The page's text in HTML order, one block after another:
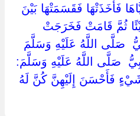
فَأَخَذَتْهَا فَقَسَمَتْهَا بَيْنَ
شَيْئًا ثُمَّ قَامَتْ فَخَرَجَتْ
‏صَلَّى اللَّهُ عَلَيْهِ وَسَلَّمَ
‏صَلَّى اللَّهُ عَلَيْهِ وَسَلَّمَ:
فَأَحْسَنَ إِلَيْهِنَّ كُنَّ لَهُ